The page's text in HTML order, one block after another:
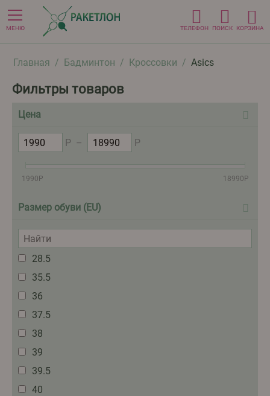
МЕНЮ ТЕЛЕФОН ПОИСК КОРЗИНА
Главная / Бадминтон / Кроссовки / Asics
Фильтры товаров
Цена
Р – Р
1990 Р 18990 Р
Размер обуви (EU)
28.5
35.5
36
37.5
38
39
39.5
40